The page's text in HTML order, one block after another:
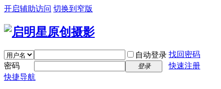
开启辅助访问 切换到窄版
自动登录 找回密码
密码
登录
快速注册
快捷导航